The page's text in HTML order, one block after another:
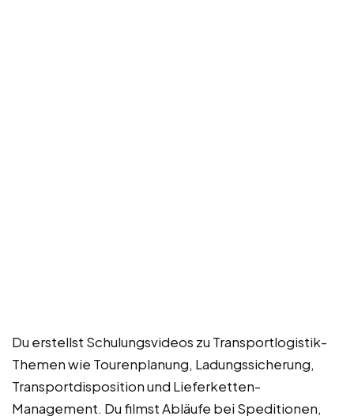
Du erstellst Schulungsvideos zu Transportlogistik-
Themen wie Tourenplanung, Ladungssicherung,
Transportdisposition und Lieferketten-
Management. Du filmst Abläufe bei Speditionen,